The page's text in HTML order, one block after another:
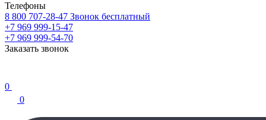
Телефоны
8 800 707-28-47 Звонок бесплатный
+7 969 999-15-47
+7 969 999-54-70
Заказать звонок
0
0